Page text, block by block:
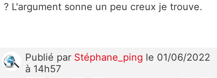
? L'argument sonne un peu creux je trouve.
Publié par Stéphane_ping le 01/06/2022
à 14h57